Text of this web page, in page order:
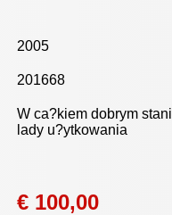
2005
201668
W ca?kiem dobrym
lady u?ytkowania
€ 100,00